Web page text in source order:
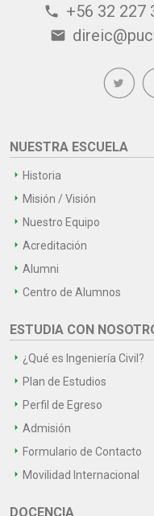
phone +56 32 227
email
NUESTRA ESCUELA
Historia
Misión / Visión
Nuestro Equipo
Acreditación
Alumni
Centro de Alumnos
ESTUDIA CON
¿Qué es Ingeniería Civil?
Plan de Estudios
Perfil de Egreso
Admisión
Formulario de Contacto
Movilidad Internacional
DOCENCIA